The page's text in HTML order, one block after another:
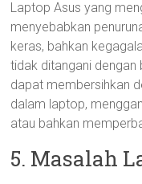
Laptop Asus yang
menyebabkan
keras, bahkan
tidak ditangani dengan
dapat membersihkan
dalam laptop,
atau bahkan
5. Masalah